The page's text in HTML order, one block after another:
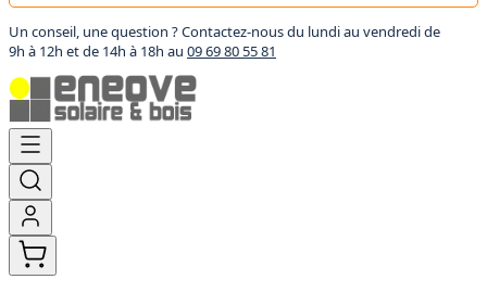
Un conseil, une question ? Contactez-nous du lundi au vendredi de
9h à 12h et de 14h à 18h au 09 69 80 55 81
Aller
contenu